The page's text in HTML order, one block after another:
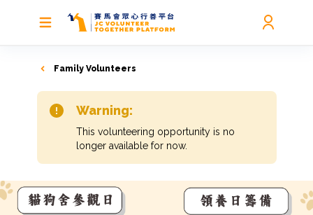
Family Volunteers
Warning:
This volunteering opportunity is no
longer available for now.